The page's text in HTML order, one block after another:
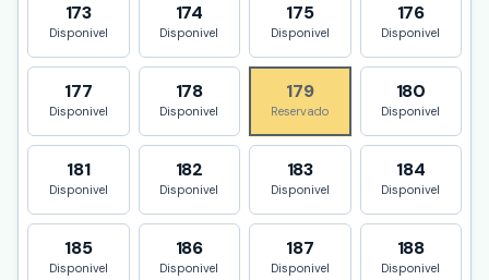
173
Disponivel
174
Disponivel
175
Disponivel
176
Disponivel
177
Disponivel
178
Disponivel
179
Reservado
180
Disponivel
181
Disponivel
182
Disponivel
183
Disponivel
184
Disponivel
185
Disponivel
186
Disponivel
187
Disponivel
188
Disponivel